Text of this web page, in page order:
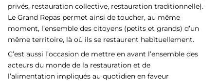
privés, restauration collective, restauration traditionnelle).
Le Grand Repas permet ainsi de toucher, au même
moment, l’ensemble des citoyens (petits et grands) d’un
même territoire, là où ils se restaurent habituellement.
C’est aussi l’occasion de mettre en avant l’ensemble des
acteurs du monde de la restauration et de
l’alimentation impliqués au quotidien en faveur